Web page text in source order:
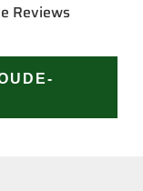
Reviews